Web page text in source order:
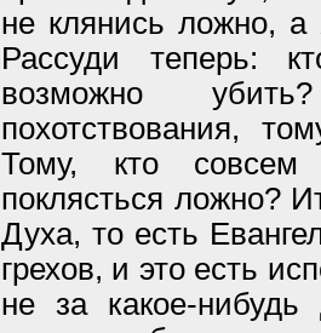
не клянись ложно, а
Рассуди теперь:
возможно
похотствования,
Тому, кто
поклясться ложно?
Духа, то есть
грехов, и это есть
не за какое-